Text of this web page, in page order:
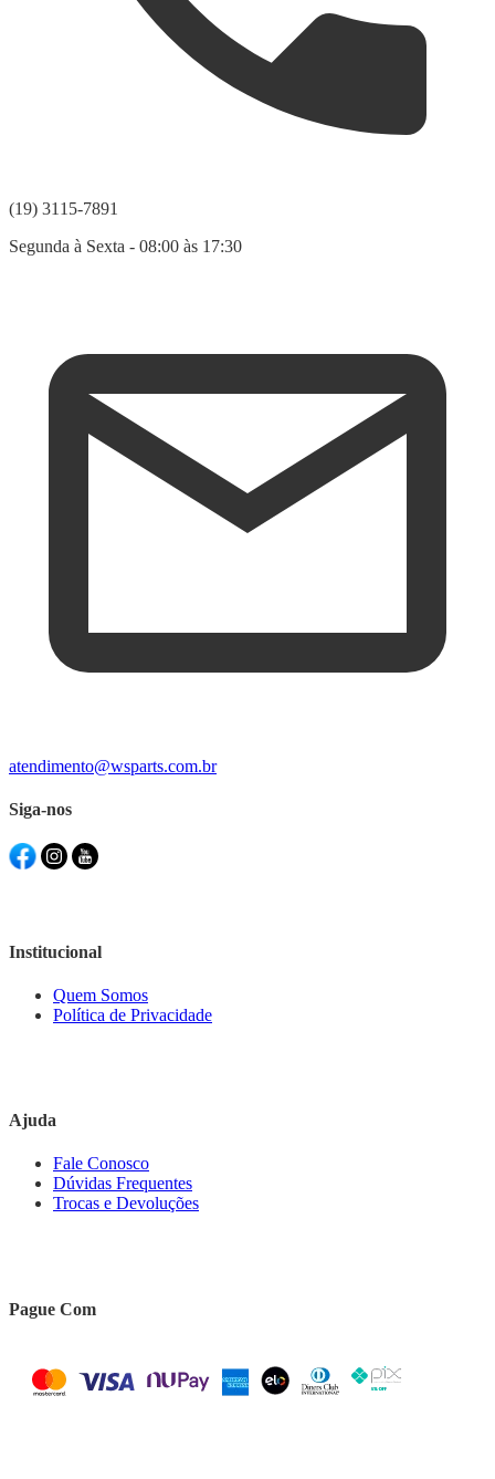
(19) 3115-7891
Segunda à Sexta - 08:00 às 17:30
atendimento@wsparts.com.br
Siga-nos
Institucional
Quem Somos
Política de Privacidade
Ajuda
Fale Conosco
Dúvidas Frequentes
Trocas e Devoluções
Pague Com